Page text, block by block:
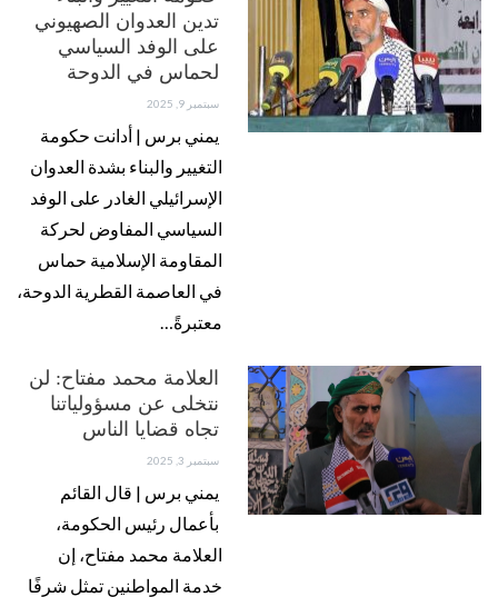
تدين العدوان الصهيوني
على الوفد السياسي
لحماس في الدوحة
سبتمبر 9, 2025
يمني برس | أدانت حكومة
التغيير والبناء بشدة العدوان
الإسرائيلي الغادر على الوفد
السياسي المفاوض لحركة
المقاومة الإسلامية حماس
في العاصمة القطرية الدوحة،
معتبرةً…
العلامة محمد مفتاح: لن
نتخلى عن مسؤولياتنا
تجاه قضايا الناس
سبتمبر 3, 2025
يمني برس | قال القائم
بأعمال رئيس الحكومة،
العلامة محمد مفتاح، إن
خدمة المواطنين تمثل شرفًا